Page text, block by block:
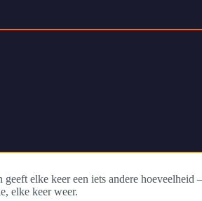
elke keer een iets andere
elke keer weer.